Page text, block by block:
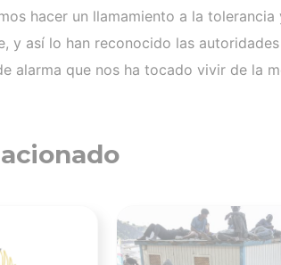
hacer un llamamiento a la
y así lo han reconocido las
alarma que nos ha tocado vivir de la